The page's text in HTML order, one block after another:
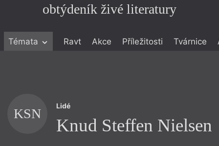
obtýdeník živé literatury
Témata Ravt Akce Příležitosti Tvárnice
KSN Lidé
Knud Steffen Nielsen